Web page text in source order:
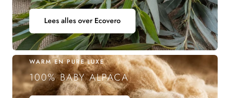
Lees alles over Ecovero
WARM EN PURE LUXE
100% BABY ALPACA